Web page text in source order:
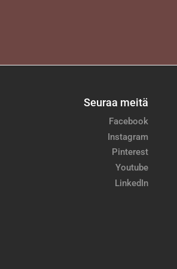
Seuraa meitä
Facebook
Instagram
Pinterest
Youtube
LinkedIn